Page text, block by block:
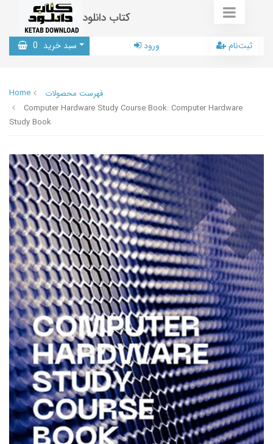
کتاب دانلود
سبد خرید 0 ورود ثبت‌نام
Home
فهرست محصولات
Computer Hardware Study Course Book: Computer Hardware
Study Book